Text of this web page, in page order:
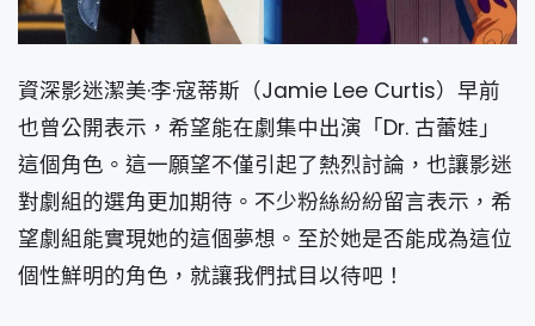
資深影迷潔美·李·寇蒂斯（Jamie Lee Curtis）早前
也曾公開表示，希望能在劇集中出演「Dr. 古蕾娃」
這個角色。這一願望不僅引起了熱烈討論，也讓影迷
對劇組的選角更加期待。不少粉絲紛紛留言表示，希
望劇組能實現她的這個夢想。至於她是否能成為這位
個性鮮明的角色，就讓我們拭目以待吧！